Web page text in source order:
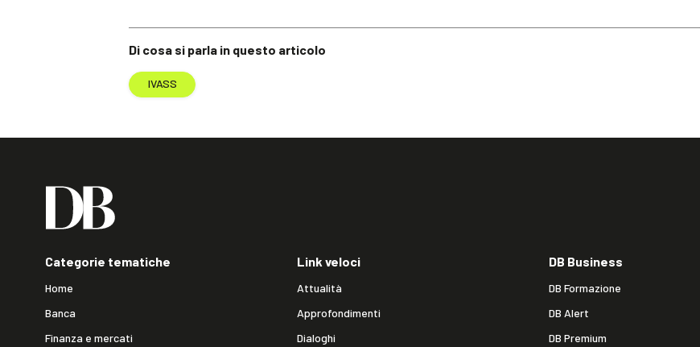
Di cosa si parla in questo articolo
IVASS
Categorie tematiche
Home
Banca
Finanza e mercati
Link veloci
Attualità
Approfondimenti
Dialoghi
DB Business
DB Formazione
DB Alert
DB Premium